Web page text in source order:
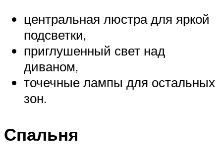
центральная люстра для яркой
подсветки,
приглушенный свет над
диваном,
точечные лампы для остальных
зон.
Спальня